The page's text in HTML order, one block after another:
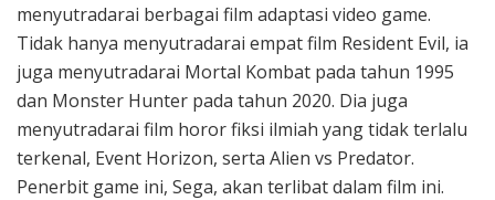
menyutradarai berbagai film adaptasi video game.
Tidak hanya menyutradarai empat film Resident Evil, ia
juga menyutradarai Mortal Kombat pada tahun 1995
dan Monster Hunter pada tahun 2020. Dia juga
menyutradarai film horor fiksi ilmiah yang tidak terlalu
terkenal, Event Horizon, serta Alien vs Predator.
Penerbit game ini, Sega, akan terlibat dalam film ini.